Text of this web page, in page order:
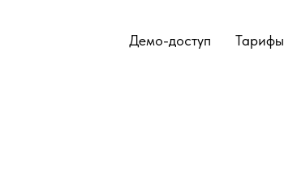
Демо-доступ Тарифы